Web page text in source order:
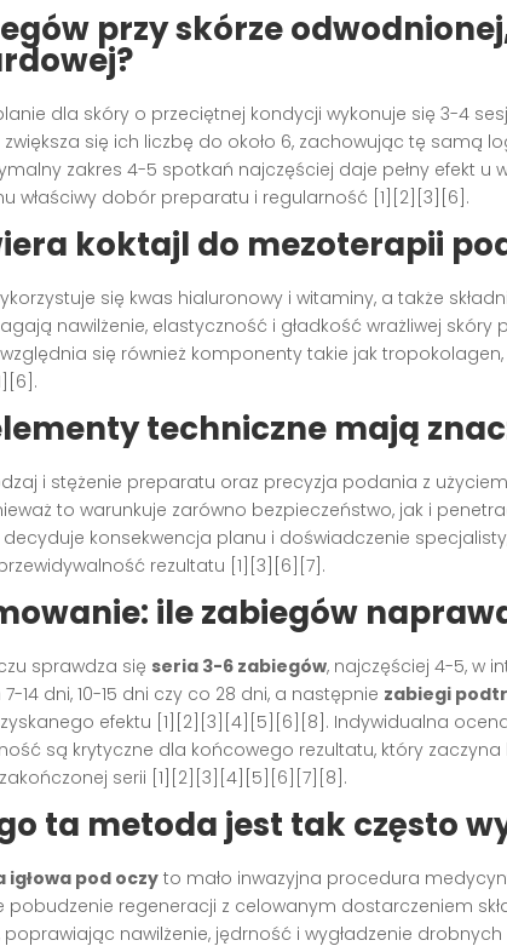
przy skórze
dla skóry o przeciętnej kondycji wykonuje się 3-4
się ich liczbę do około 6, zachowując tę samą
zakres 4-5 spotkań najczęściej daje pełny efekt u
właściwy dobór preparatu i regularność [1][2][3][6].
koktajl do mezoterapii
się kwas hialuronowy i witaminy, a także
nawilżenie, elastyczność i gładkość wrażliwej skóry
się również komponenty takie jak
techniczne mają
i stężenie preparatu oraz precyzja podania z
to warunkuje zarówno bezpieczeństwo, jak i
konsekwencja planu i doświadczenie
rezultatu [1][3][6][7].
ile zabiegów
sprawdza się seria 3-6 zabiegów, najczęściej 4-5, w
14 dni, 10-15 dni czy co 28 dni, a następnie zabiegi
efektu [1][2][3][4][5][6][8]. Indywidualna
są krytyczne dla końcowego rezultatu, który zaczyna
serii [1][2][3][4][5][6][7][8].
ta metoda jest tak często
pod oczy to mało inwazyjna procedura
pobudzenie regeneracji z celowanym dostarczeniem
poprawiając nawilżenie, jędrność i wygładzenie